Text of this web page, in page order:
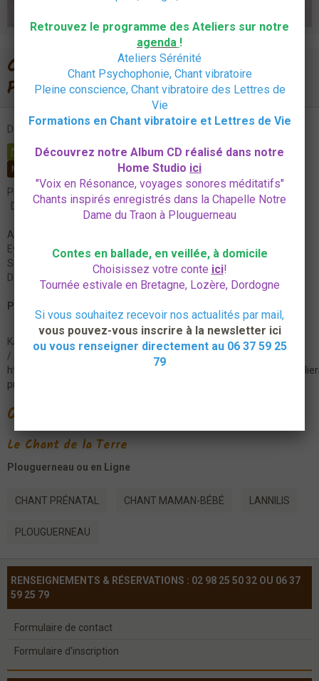
AGENDA
Chant prénatal individuel à
Plouguerneau ou en Ligne
Du 09/09/2021
AJOUTER AU CALENDRIER
MERCI DE RÉSERVER PAR MAIL OU TÉLÉPHONE
Plouguerneau ou en Ligne
45€ - Cartes 5 séances 195€
Durée : 1h15
Accueillir la vie en chantant!
Eveil corporel et vocal, vocalises, chansons
Sons graves pour accompagner la période du travail
Dès le début de la grossesse, un accompagnement sur mesure
Prévoir chaussures plates et eau
Karine Seban 06 37 59 25 79
https://www.assolechantdelaterre.com/accueil/psychophonie/
prenatal-enfants-familles.html
Organisateur
Le Chant de la Terre
Plouguerneau ou en Ligne
CHANT PRÉNATAL CHANT MAMAN-BÉBÉ LANNILIS
PLOUGUERNEAU
RENSEIGNEMENTS & RÉSERVATIONS : 02 98 25 50 32 OU 06 37
59 25 79
Formulaire de contact
Formulaire d'inscription
Retrouvez le programme des Ateliers sur notre
agenda !
Ateliers Sérénité
Chant Psychophonie, Chant vibratoire
Pleine conscience, Chant vibratoire des Lettres de
Vie
Formations en Chant vibratoire et Lettres de Vie
Découvrez notre Album CD réalisé dans notre
Home Studio ici
"Voix en Résonance, voyages sonores méditatifs"
Chants inspirés enregistrés dans la Chapelle Notre
Dame du Traon à Plouguerneau
Contes en ballade, en veillée, à domicile
Choisissez votre conte ici!
Tournée estivale en Bretagne, Lozère, Dordogne
Si vous souhaitez recevoir nos actualités par mail,
vous pouvez-vous inscrire à la newsletter ici
ou vous renseigner directement au 06 37 59 25
79